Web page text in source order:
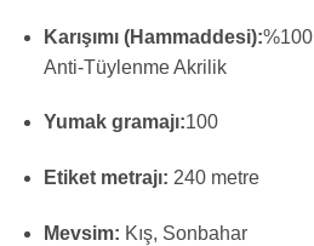
Karışımı (Hammaddesi):%100
Anti-Tüylenme Akrilik
Yumak gramajı:100
Etiket metrajı: 240 metre
Mevsim: Kış, Sonbahar